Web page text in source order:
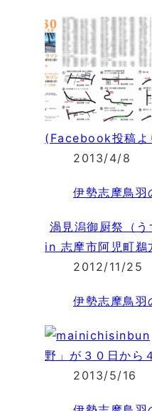
(Facebook投稿よ
2013/4/8
伊勢志摩鳥羽
渦見潟御厨祭（う
in 志摩市阿児町鵜
2012/11/25
伊勢志摩鳥羽
野」が３０日から
2013/5/16